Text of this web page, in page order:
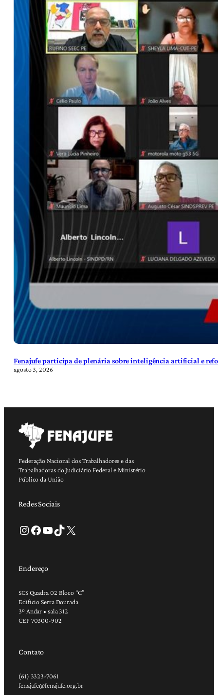
Fenajufe participa de plenária sobre inteligência artificial e
agosto 3, 2026
Federação Nacional dos Trabalhadores e das
Trabalhadoras do Judiciário Federal e Ministério
Público da União
Redes Sociais
Instagram Facebook Youtube TikTok X
Endereço
SCS Quadra 02 Bloco “C”
Edifício Serra Dourada
3º Andar • sala 312
CEP 70300-902
Contato
(61) 3323-7061
fenajufe@fenajufe.org.br